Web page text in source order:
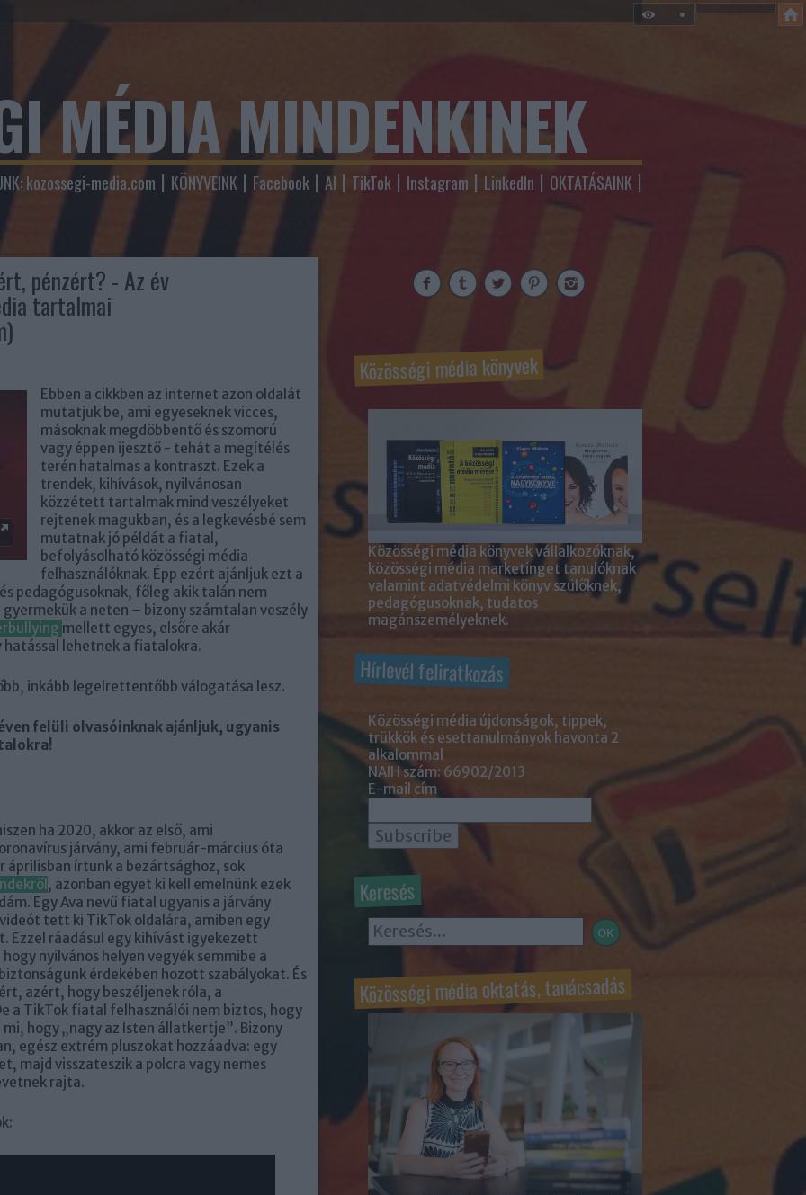
MÉDIA MINDENKINEK
kozossegi-media.com KÖNYVEINK Facebook AI TikTok Instagram LinkedIn OKTATÁSAINK
pénzért? - Az év
tartalmai
Ebben a cikkben az internet azon oldalát
mutatjuk be, ami egyeseknek vicces,
másoknak megdöbbentő és szomorú
vagy éppen ijesztő - tehát a megítélés
terén hatalmas a kontraszt. Ezek a
trendek, kihívások, nyilvánosan
közzétett tartalmak mind veszélyeket
rejtenek magukban, és a legkevésbé sem
mutatnak jó példát a fiatal,
befolyásolható közösségi média
felhasználóknak. Épp ezért ajánljuk ezt a
pedagógusoknak, főleg akik talán nem
a neten – bizony számtalan veszély
mellett egyes, elsőre akár
lehetnek a fiatalokra.
inkább legelrettentőbb válogatása lesz.
felüli olvasóinknak ajánljuk, ugyanis
ha 2020, akkor az első, ami
járvány, ami február-március óta
áprilisban írtunk a bezártsághoz, sok
, azonban egyet ki kell emelnünk ezek
Egy Ava nevű fiatal ugyanis a járvány
tett ki TikTok oldalára, amiben egy
Ezzel ráadásul egy kihívást igyekezett
nyilvános helyen vegyék semmibe a
érdekében hozott szabályokat. És
azért, hogy beszéljenek róla, a
a TikTok fiatal felhasználói nem biztos, hogy
hogy „nagy az Isten állatkertje”. Bizony
egész extrém pluszokat hozzáadva: egy
majd visszateszik a polcra vagy nemes
rajta.
Közösségi média könyvek
Közösségi média könyvek vállalkozóknak,
közösségi média marketinget tanulóknak
valamint adatvédelmi könyv szülőknek,
pedagógusoknak, tudatos
magánszemélyeknek.
Hírlevél feliratkozás
Közösségi média újdonságok, tippek,
trükkök és esettanulmányok havonta 2
alkalommal
NAIH szám: 66902/2013
E-mail cím
Keresés
Közösségi média oktatás, tanácsadás